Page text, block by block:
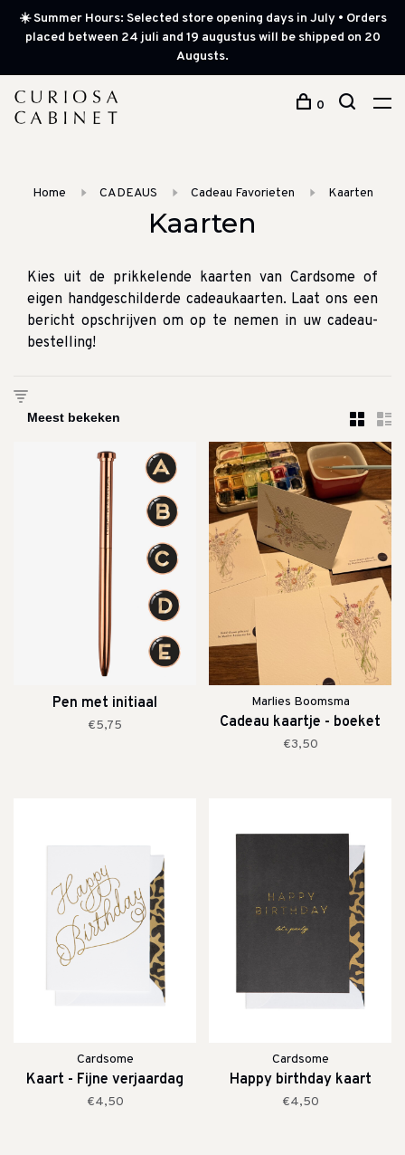
☀️ Summer Hours: Selected store opening days in July • Orders
placed between 24 juli and 19 augustus will be shipped on 20
Augusts.
0
Home CADEAUS Cadeau Favorieten Kaarten
Kaarten
Kies uit de prikkelende kaarten van Cardsome of
eigen handgeschilderde cadeaukaarten. Laat ons een
bericht opschrijven om op te nemen in uw cadeau-
bestelling!
Pen met initiaal
€5,75
Marlies Boomsma
Cadeau kaartje - boeket
€3,50
Cardsome
Kaart - Fijne verjaardag
€4,50
Cardsome
Happy birthday kaart
€4,50